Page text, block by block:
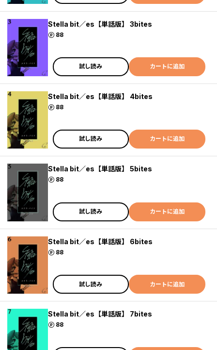
Stella bit／es【単話版】 3bites
88
ポイント
試し読み カートに追加
Stella bit／es【単話版】 4bites
88
ポイント
試し読み カートに追加
Stella bit／es【単話版】 5bites
88
ポイント
試し読み カートに追加
Stella bit／es【単話版】 6bites
88
ポイント
試し読み カートに追加
Stella bit／es【単話版】 7bites
88
ポイント